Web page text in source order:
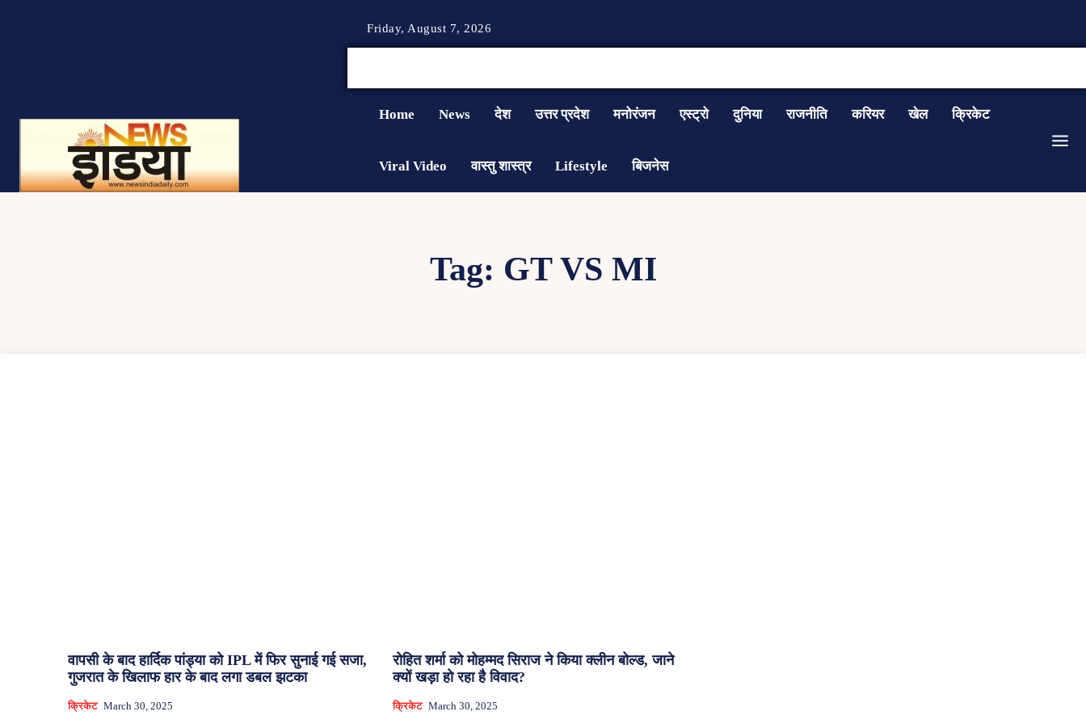
Friday, August 7, 2026
Home News देश उत्तर प्रदेश मनोरंजन एस्ट्रो दुनिया राजनीति करियर खेल क्रिकेट
Viral Video वास्तु शास्त्र Lifestyle बिजनेस
Tag: GT VS MI
वापसी के बाद हार्दिक पांड्या को IPL में फिर सुनाई गई सजा,
गुजरात के खिलाफ हार के बाद लगा डबल झटका
क्रिकेट March 30, 2025
रोहित शर्मा को मोहम्मद सिराज ने किया क्लीन बोल्ड, जाने
क्यों खड़ा हो रहा है विवाद?
क्रिकेट March 30, 2025